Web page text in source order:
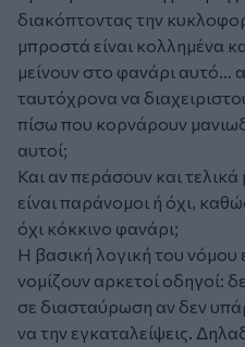
διακόπτοντας την
μπροστά είναι κολλημένα
μείνουν στο φανάρι αυτό…
ταυτόχρονα να
πίσω που κορνάρουν
αυτοί;
Και αν περάσουν και
είναι παράνομοι ή όχι,
όχι κόκκινο φανάρι;
Η βασική λογική του νόμου
νομίζουν αρκετοί οδηγοί:
σε διασταύρωση αν δεν
να την εγκαταλείψεις.